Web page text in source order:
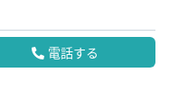
電話する